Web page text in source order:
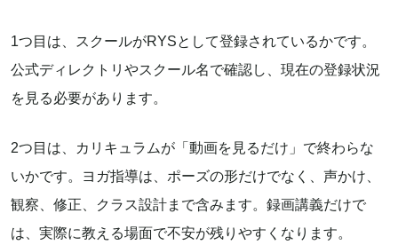
1つ目は、スクールがRYSとして登録されているかです。
公式ディレクトリやスクール名で確認し、現在の登録状況
を見る必要があります。
2つ目は、カリキュラムが「動画を見るだけ」で終わらな
いかです。ヨガ指導は、ポーズの形だけでなく、声かけ、
観察、修正、クラス設計まで含みます。録画講義だけで
は、実際に教える場面で不安が残りやすくなります。